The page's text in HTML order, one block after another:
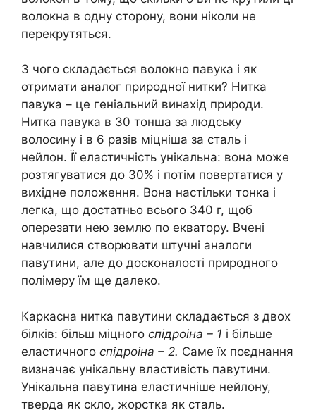
волокна в одну сторону, вони ніколи не
перекрутяться.
З чого складається волокно павука і як
отримати аналог природної нитки? Нитка
павука – це геніальний винахід природи.
Нитка павука в 30 тонша за людську
волосину і в 6 разів міцніша за сталь і
нейлон. Її еластичність унікальна: вона може
розтягуватися до 30% і потім повертатися у
вихідне положення. Вона настільки тонка і
легка, що достатньо всього 340 г, щоб
оперезати нею землю по екватору. Вчені
навчилися створювати штучні аналоги
павутини, але до досконалості природного
полімеру їм ще далеко.
Каркасна нитка павутини складається з двох
білків: більш міцного спідроіна – 1 і більше
еластичного спідроіна – 2. Саме їх поєднання
визначає унікальну властивість павутини.
Унікальна павутина еластичніше нейлону,
тверда як скло, жорстка як сталь.